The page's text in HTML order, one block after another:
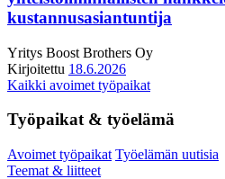
kustannusasiantuntija
Yritys Boost Brothers Oy
Kirjoitettu 18.6.2026
Kaikki avoimet työpaikat
Työpaikat & työelämä
Avoimet työpaikat Työelämän uutisia
Teemat & liitteet